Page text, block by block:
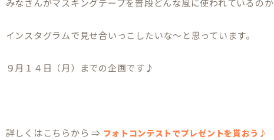
みなさんがマスキングテープを普段どんな風に使われているのか
インスタグラムで見せ合いっこしたいな～と思っています。
９月１４日（月）までの企画です♪
詳しくはこちらから ⇒ フォトコンテストでプレゼントを貰おう♪